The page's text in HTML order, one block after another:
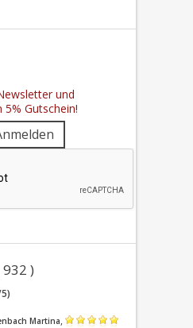
und
5% Gutschein!
)
5)
Martina,